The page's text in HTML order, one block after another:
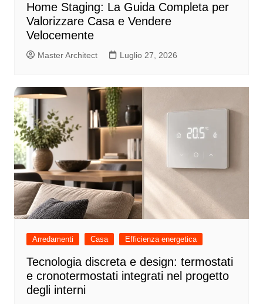
Home Staging: La Guida Completa per
Valorizzare Casa e Vendere
Velocemente
Master Architect Luglio 27, 2026
Arredamenti Casa Efficienza energetica
Tecnologia discreta e design: termostati
e cronotermostati integrati nel progetto
degli interni